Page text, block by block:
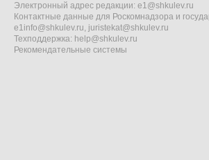
Электронный адрес редакции: e1@shkulev.ru
Контактные данные для Роскомнадзора и
e1info@shkulev.ru, juristekat@shkulev.ru
Техподдержка: help@shkulev.ru
Рекомендательные системы